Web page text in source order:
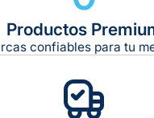
Productos
confiables para tu